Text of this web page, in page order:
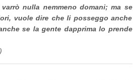
nulla nemmeno domani; ma se
vuole dire che li posseggo anche
se la gente dapprima lo prende